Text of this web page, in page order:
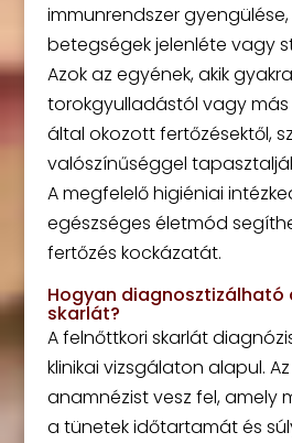
immunrendszer gyengülése,
betegségek jelenléte vagy
Azok az egyének, akik
torokgyulladástól vagy
által okozott fertőzésektől,
valószínűséggel
A megfelelő higiéniai
egészséges életmód
fertőzés kockázatát.
Hogyan diagnosztizálható
skarlát?
A felnőttkori skarlát
klinikai vizsgálaton alapul.
anamnézist vesz fel, amely
a tünetek időtartamát és